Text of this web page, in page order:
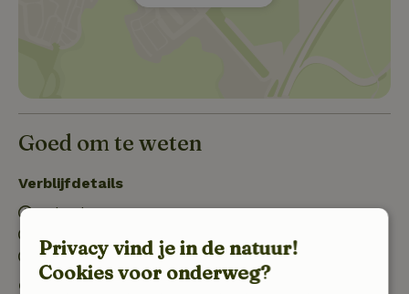
Goed om te weten
Verblijfdetails
Inchecken: 15:00- 22:00
Contactloos verblijf mogelijk
Gratis annuleren binnen 7 dagen
Privacy vind je in de natuur!
Cookies voor onderweg?